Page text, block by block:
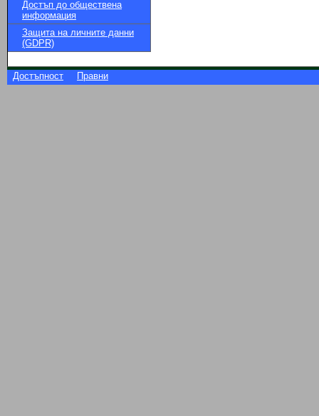
Достъп до обществена
информация
Защита на личните данни
(GDPR)
Достъпност Правни